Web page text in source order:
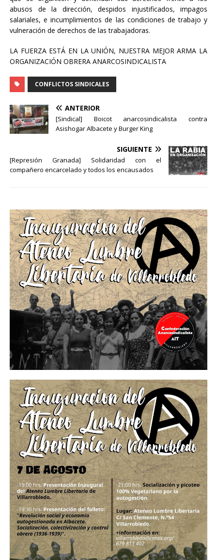
abusos de la dirección, despidos injustificados, impagos
salariales, e incumplimientos de las condiciones de trabajo y
vulneración de derechos de las trabajadoras.
LA FUERZA ESTÁ EN LA UNIÓN, NUESTRA MEJOR ARMA LA
ORGANIZACIÓN OBRERA ANARCOSINDICALISTA
CONFLICTOS SINDICALES
ANTERIOR
[Sindical] Boicot anarcosindicalista contra
Asishogar Albacete y Burger King
SIGUIENTE
[Represión Granada] Solidaridad con el
compañero encarcelado y todos los encausados